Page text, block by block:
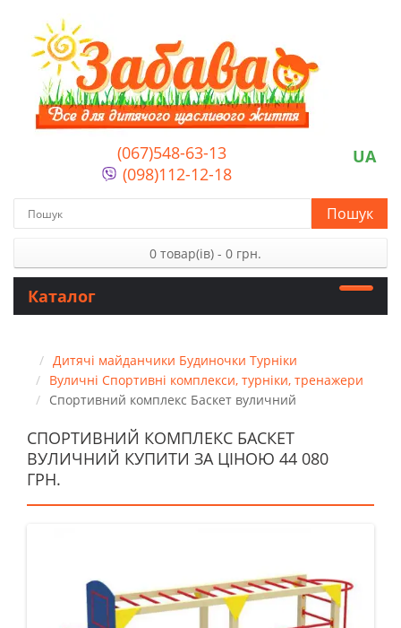
(067)548-63-13
(098)112-12-18
UA
Пошук
0 товар(ів) - 0 грн.
Каталог
Дитячі майданчики Будиночки Турніки
Вуличні Спортивні комплекси, турніки, тренажери
Спортивний комплекс Баскет вуличний
СПОРТИВНИЙ КОМПЛЕКС БАСКЕТ
ВУЛИЧНИЙ КУПИТИ ЗА ЦІНОЮ 44 080
ГРН.